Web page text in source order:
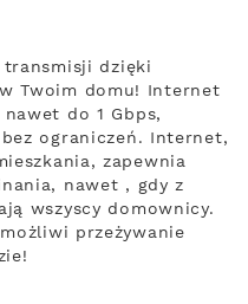
transmisji dzięki
Twoim domu! Internet
do 1 Gbps,
ograniczeń. Internet,
zapewnia
nawet , gdy z
wszyscy domownicy.
przeżywanie